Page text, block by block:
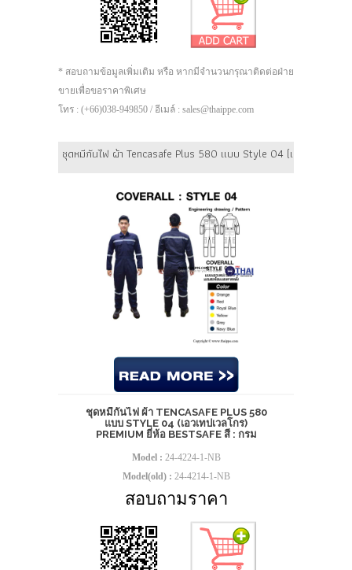
* สอบถามข้อมูลเพิ่มเติม หรือ หากมีจำนวนกรุณาติดต่อฝ่าย
ขายเพื่อขอราคาพิเศษ
โทร : (+66)038-949850 / อีเมล์ : sales@thaippe.com
ชุดหมีกันไฟ ผ้า Tencasafe Plus 580 แบบ Style 04 (เอวเทปเวลโก
ชุดหมีกันไฟ ผ้า TENCASAFE PLUS 580
แบบ STYLE 04 (เอวเทปเวลโกร)
PREMIUM ยี่ห้อ BESTSAFE สี : กรม
Model : 24-4224-1-NB
Model(old) : 24-4214-1-NB
สอบถามราคา